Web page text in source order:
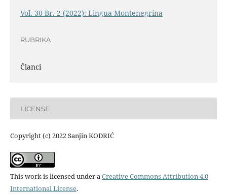
Vol. 30 Br. 2 (2022): Lingua Montenegrina
RUBRIKA
Članci
LICENSE
Copyright (c) 2022 Sanjin KODRIĆ
This work is licensed under aCreative Commons Attribution 4.0
International License.